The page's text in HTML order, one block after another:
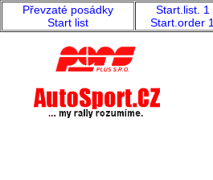
Převzaté posádky
Start list
Start.list. 1
Start.order 1